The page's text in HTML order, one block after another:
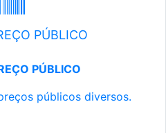
PÚBLICO
PÚBLICO
públicos diversos.